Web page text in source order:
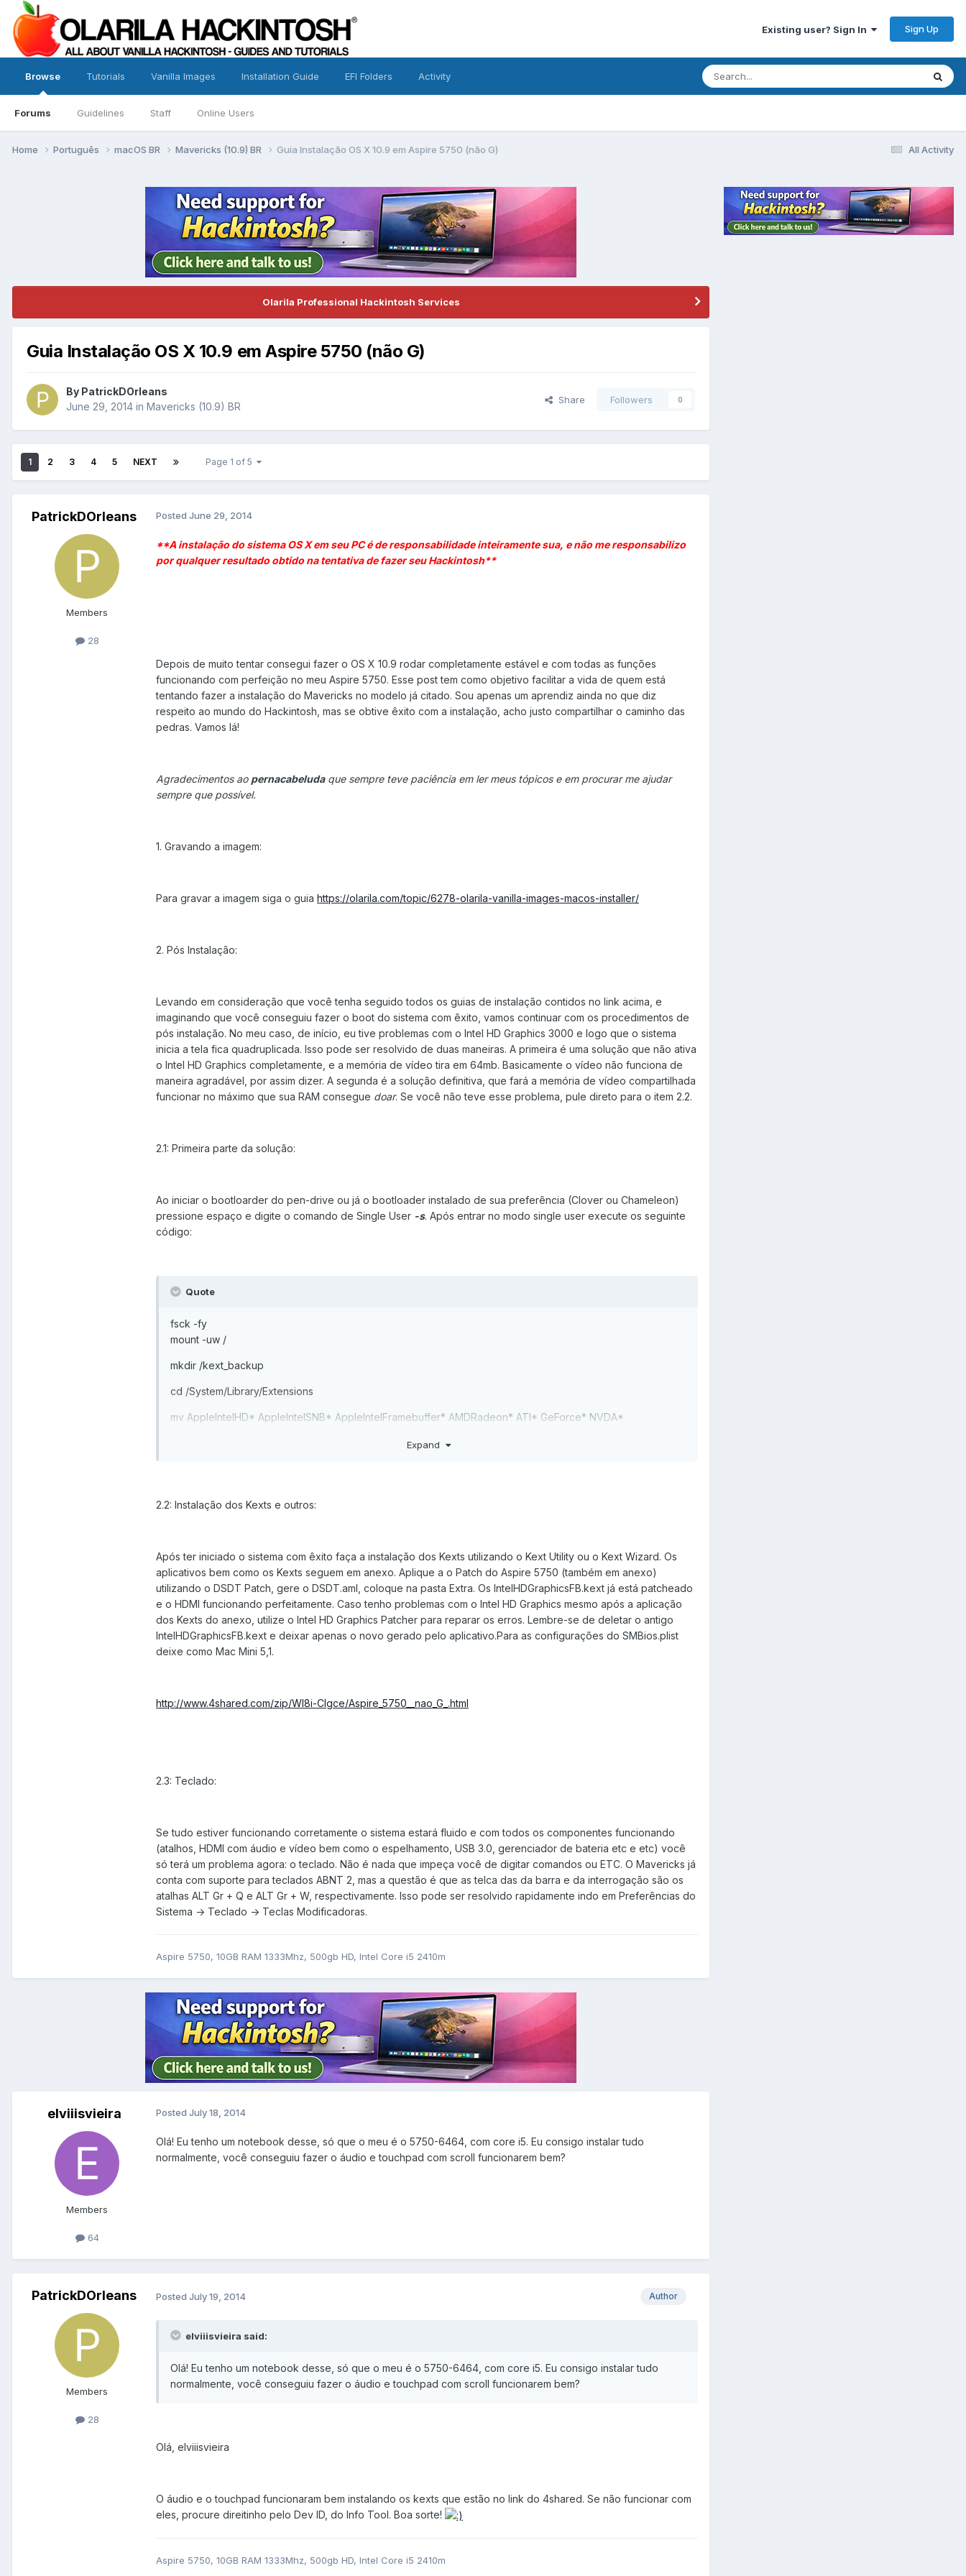
Existing user? Sign In Sign Up
Browse
Forums Guidelines Staff Online Users
Tutorials Vanilla Images Installation Guide EFI Folders Activity
All Activity
Home Português macOS BR Mavericks (10.9) BR Guia Instalação OS X 10.9 em Aspire 5750 (não G)
Olarila Professional Hackintosh Services
Guia Instalação OS X 10.9 em Aspire 5750 (não G)
By PatrickDOrleans
June 29, 2014 in Mavericks (10.9) BR
Share Followers 0
1 2 3 4 5 NEXT Page 1 of 5
PatrickDOrleans
Members
28
Posted June 29, 2014
**A instalação do sistema OS X em seu PC é de responsabilidade inteiramente sua, e não me responsabilizo
por qualquer resultado obtido na tentativa de fazer seu Hackintosh**
Depois de muito tentar consegui fazer o OS X 10.9 rodar completamente estável e com todas as funções
funcionando com perfeição no meu Aspire 5750. Esse post tem como objetivo facilitar a vida de quem está
tentando fazer a instalação do Mavericks no modelo já citado. Sou apenas um aprendiz ainda no que diz
respeito ao mundo do Hackintosh, mas se obtive êxito com a instalação, acho justo compartilhar o caminho das
pedras. Vamos lá!
Agradecimentos ao pernacabeludaque sempre teve paciência em ler meus tópicos e em procurar me ajudar
sempre que possível.
1. Gravando a imagem:
Para gravar a imagem siga o guia https://olarila.com/topic/6278-olarila-vanilla-images-macos-installer/
2. Pós Instalação:
Levando em consideração que você tenha seguido todos os guias de instalação contidos no link acima, e
imaginando que você conseguiu fazer o boot do sistema com êxito, vamos continuar com os procedimentos de
pós instalação. No meu caso, de início, eu tive problemas com o Intel HD Graphics 3000 e logo que o sistema
inicia a tela fica quadruplicada. Isso pode ser resolvido de duas maneiras. A primeira é uma solução que não ativa
o Intel HD Graphics completamente, e a memória de vídeo tira em 64mb. Basicamente o vídeo não funciona de
maneira agradável, por assim dizer. A segunda é a solução definitiva, que fará a memória de vídeo compartilhada
funcionar no máximo que sua RAM consegue doar. Se você não teve esse problema, pule direto para o item 2.2.
2.1: Primeira parte da solução:
Ao iniciar o bootloarder do pen-drive ou já o bootloader instalado de sua preferência (Clover ou Chameleon)
pressione espaço e digite o comando de Single User -s. Após entrar no modo single user execute os seguinte
código:
Quote
fsck -fy
mount -uw /
mkdir /kext_backup
cd /System/Library/Extensions
mv AppleIntelHD* AppleIntelSNB* AppleIntelFramebuffer* AMDRadeon* ATI* GeForce* NVDA*
Expand
2.2: Instalação dos Kexts e outros:
Após ter iniciado o sistema com êxito faça a instalação dos Kexts utilizando o Kext Utility ou o Kext Wizard. Os
aplicativos bem como os Kexts seguem em anexo. Aplique a o Patch do Aspire 5750 (também em anexo)
utilizando o DSDT Patch, gere o DSDT.aml, coloque na pasta Extra. Os IntelHDGraphicsFB.kext já está patcheado
e o HDMI funcionando perfeitamente. Caso tenho problemas com o Intel HD Graphics mesmo após a aplicação
dos Kexts do anexo, utilize o Intel HD Graphics Patcher para reparar os erros. Lembre-se de deletar o antigo
IntelHDGraphicsFB.kext e deixar apenas o novo gerado pelo aplicativo.Para as configurações do SMBios.plist
deixe como Mac Mini 5,1.
http://www.4shared.com/zip/WI8i-CIgce/Aspire_5750__nao_G_.html
2.3: Teclado:
Se tudo estiver funcionando corretamente o sistema estará fluido e com todos os componentes funcionando
(atalhos, HDMI com áudio e vídeo bem como o espelhamento, USB 3.0, gerenciador de bateria etc e etc) você
só terá um problema agora: o teclado. Não é nada que impeça você de digitar comandos ou ETC. O Mavericks já
conta com suporte para teclados ABNT 2, mas a questão é que as telca das da barra e da interrogação são os
atalhas ALT Gr + Q e ALT Gr + W, respectivamente. Isso pode ser resolvido rapidamente indo em Preferências do
Sistema -> Teclado -> Teclas Modificadoras.
Aspire 5750, 10GB RAM 1333Mhz, 500gb HD, Intel Core i5 2410m
elviiisvieira
Members
64
Posted July 18, 2014
Olá! Eu tenho um notebook desse, só que o meu é o 5750-6464, com core i5. Eu consigo instalar tudo
normalmente, você conseguiu fazer o áudio e touchpad com scroll funcionarem bem?
PatrickDOrleans
Members
28
Author
Posted July 19, 2014
elviiisvieira said:
Olá! Eu tenho um notebook desse, só que o meu é o 5750-6464, com core i5. Eu consigo instalar tudo
normalmente, você conseguiu fazer o áudio e touchpad com scroll funcionarem bem?
Olá, elviiisvieira
O áudio e o touchpad funcionaram bem instalando os kexts que estão no link do 4shared. Se não funcionar com
eles, procure direitinho pelo Dev ID, do Info Tool. Boa sorte!
Aspire 5750, 10GB RAM 1333Mhz, 500gb HD, Intel Core i5 2410m